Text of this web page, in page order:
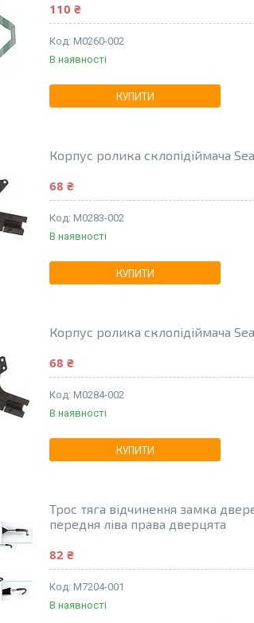
110 ₴
M0260-002
В наявності
КУПИТИ
Корпус ролика склопідіймача
68 ₴
M0283-002
В наявності
КУПИТИ
Корпус ролика склопідіймача
68 ₴
M0284-002
В наявності
КУПИТИ
Трос тяга відчинення замка
передня ліва права дверцята
82 ₴
M7204-001
В наявності